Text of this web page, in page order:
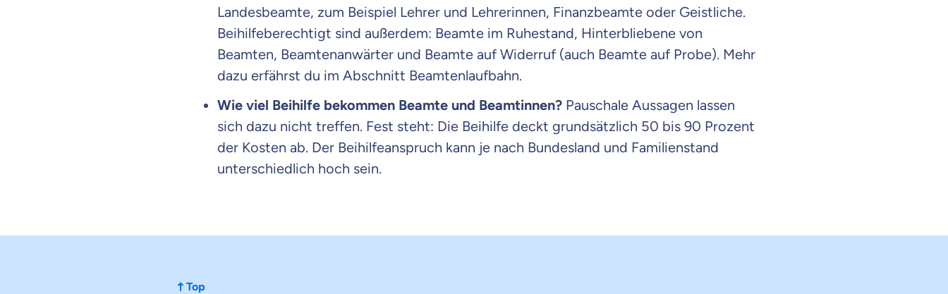
Landesbeamte, zum Beispiel Lehrer und Lehrerinnen, Finanzbeamte oder Geistliche.
Beihilfeberechtigt sind außerdem: Beamte im Ruhestand, Hinterbliebene von
Beamten, Beamtenanwärter und Beamte auf Widerruf (auch Beamte auf Probe). Mehr
dazu erfährst du im Abschnitt Beamtenlaufbahn.
Wie viel Beihilfe bekommen Beamte und Beamtinnen? Pauschale Aussagen lassen
sich dazu nicht treffen. Fest steht: Die Beihilfe deckt grundsätzlich 50 bis 90 Prozent
der Kosten ab. Der Beihilfeanspruch kann je nach Bundesland und Familienstand
unterschiedlich hoch sein.
Top
Beamten
Versicherung
Zahnzusatz